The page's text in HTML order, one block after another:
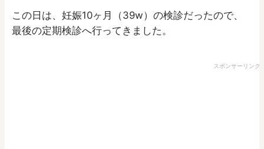
この日は、妊娠10ヶ月（39w）の検診だったので、
最後の定期検診へ行ってきました。
スポンサーリンク